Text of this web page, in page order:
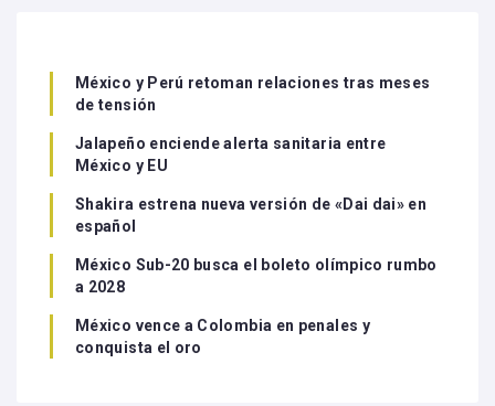
México y Perú retoman relaciones tras meses
de tensión
Jalapeño enciende alerta sanitaria entre
México y EU
Shakira estrena nueva versión de «Dai dai» en
español
México Sub-20 busca el boleto olímpico rumbo
a 2028
México vence a Colombia en penales y
conquista el oro